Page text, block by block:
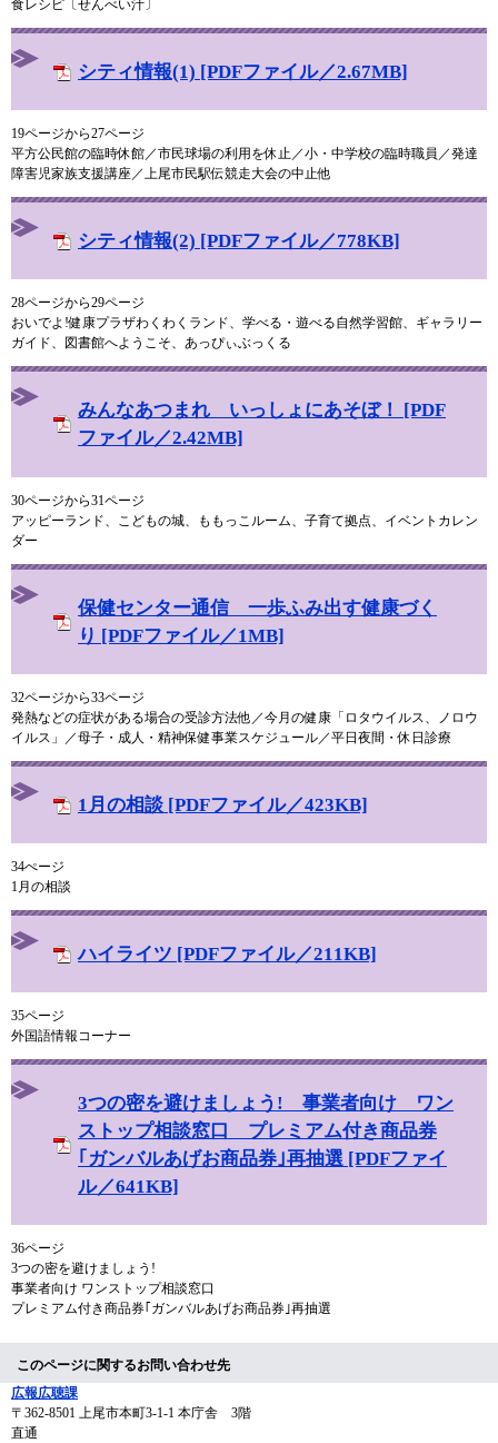
食レシピ〔せんべい汁〕
シティ情報(1) [PDFファイル／2.67MB]
19ページから27ページ
平方公民館の臨時休館／市民球場の利用を休止／小・中学校の臨時職員／発達
障害児家族支援講座／上尾市民駅伝競走大会の中止他
シティ情報(2) [PDFファイル／778KB]
28ページから29ページ
おいでよ!健康プラザわくわくランド、学べる・遊べる自然学習館、ギャラリー
ガイド、図書館へようこそ、あっぴぃぶっくる
みんなあつまれ いっしょにあそぼ！ [PDF
ファイル／2.42MB]
30ページから31ページ
アッピーランド、こどもの城、ももっこルーム、子育て拠点、イベントカレン
ダー
保健センター通信 一歩ふみ出す健康づく
り [PDFファイル／1MB]
32ページから33ページ
発熱などの症状がある場合の受診方法他／今月の健康「ロタウイルス、ノロウ
イルス」／母子・成人・精神保健事業スケジュール／平日夜間・休日診療
1月の相談 [PDFファイル／423KB]
34ぺージ
1月の相談
ハイライツ [PDFファイル／211KB]
35ページ
外国語情報コーナー
3つの密を避けましょう! 事業者向け ワン
ストップ相談窓口 プレミアム付き商品券
｢ガンバルあげお商品券｣再抽選 [PDFファイ
ル／641KB]
36ページ
3つの密を避けましょう!
事業者向け ワンストップ相談窓口
プレミアム付き商品券｢ガンバルあげお商品券｣再抽選
このページに関するお問い合わせ先
広報広聴課
〒362-8501 上尾市本町3-1-1 本庁舎 3階
直通